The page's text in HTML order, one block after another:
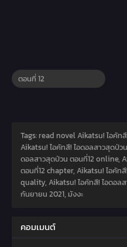
Tags: read novel Aikatsu! ไอคั
Aikatsu! ไอคัทสึ! ไอดอลสาวสุดป่ว
ดอลสาวสุดป่วน ตอนที่12 online,
ตอนที่12 chapter, Aikatsu! ไอคัท
quality, Aikatsu! ไอคัทสึ! ไอดอล
กันยายน 2021, มังงะ
คอมเมนต์